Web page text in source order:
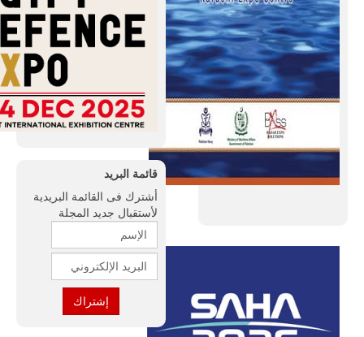
قائمة البريد
أشترك فى القائمة البريدية
لأستقبال جديد المجلة